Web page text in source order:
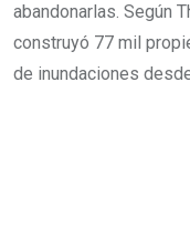
abandonarlas. Según
construyó 77 mil
de inundaciones